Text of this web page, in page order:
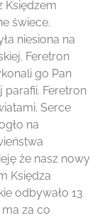
Księdzem
świece.
niesiona na
Feretron
go Pan
parafii. Feretron
Serce
na
że nasz nowy
Księdza
odbywało 13
za co